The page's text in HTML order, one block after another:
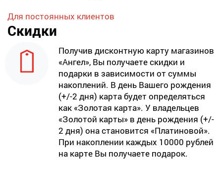
Для постоянных клиентов
Скидки
Получив дисконтную карту магазинов
«Ангел», Вы получаете скидки и
подарки в зависимости от суммы
накоплений. В день Вашего рождения
(+/-2 дня) карта будет определяться
как «Золотая карта». У владельцев
«Золотой карты» в день рождения (+/-
2 дня) она становится «Платиновой».
При накоплении каждых 10000 рублей
на карте Вы получаете подарок.